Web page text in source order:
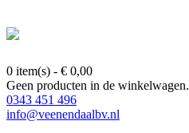
0 item(s) - € 0,00
Geen producten in de winkelwagen.
0343 451 496
info@veenendaalbv.nl